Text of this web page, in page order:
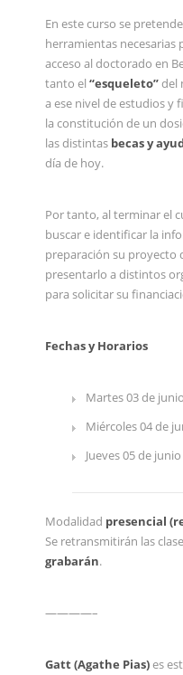
En este curso se
herramientas necesarias
acceso al doctorado en
tanto el “esqueleto”del
a ese nivel de estudios y
la constitución de un
las distintas becas y
día de hoy.
Por tanto, al terminar el
buscar e identificar la
preparación su proyecto
presentarlo a distintos
para solicitar su
Fechas y Horarios
Martes 03 de
Miércoles 04 de
Jueves 05 de
Modalidad presencial
Se retransmitirán las
grabarán.
————–
Gatt (Agathe Pias)es